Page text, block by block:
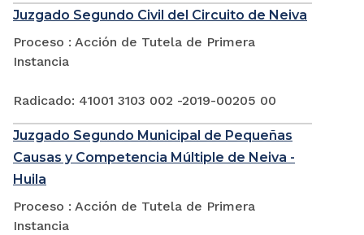
Juzgado Segundo Civil del Circuito de Neiva
Proceso : Acción de Tutela de Primera
Instancia
Radicado: 41001 3103 002 -2019-00205 00
Juzgado Segundo Municipal de Pequeñas
Causas y Competencia Múltiple de Neiva -
Huila
Proceso : Acción de Tutela de Primera
Instancia